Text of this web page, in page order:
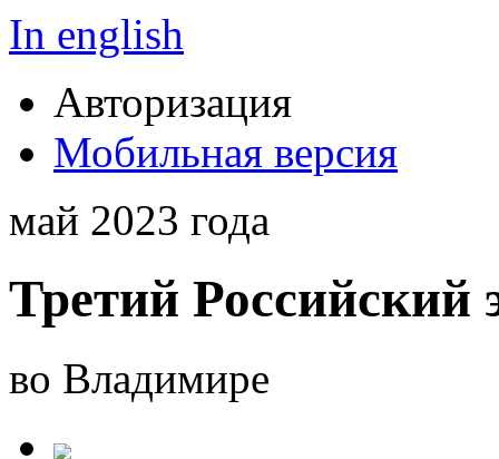
In english
Авторизация
Мобильная версия
май 2023 года
Третий Российский
во Владимире